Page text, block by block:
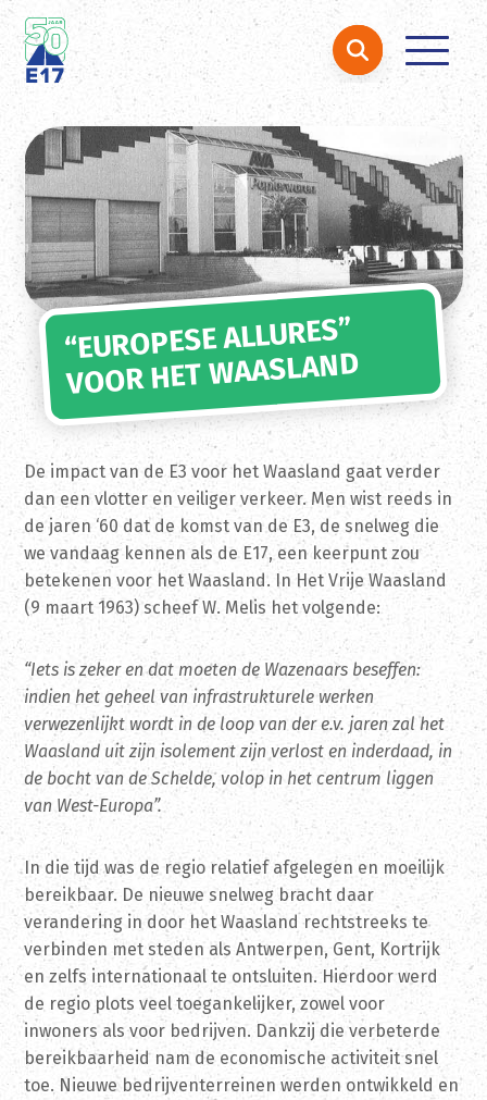
Ga naar de inhoud
Zoeken naar:
“EUROPESE ALLURES”
VOOR HET WAASLAND
De impact van de E3 voor het Waasland gaat verder
dan een vlotter en veiliger verkeer. Men wist reeds in
de jaren ‘60 dat de komst van de E3, de snelweg die
we vandaag kennen als de E17, een keerpunt zou
betekenen voor het Waasland. In Het Vrije Waasland
(9 maart 1963) scheef W. Melis het volgende:
“Iets is zeker en dat moeten de Wazenaars beseffen:
indien het geheel van infrastrukturele werken
verwezenlijkt wordt in de loop van der e.v. jaren zal het
Waasland uit zijn isolement zijn verlost en inderdaad, in
de bocht van de Schelde, volop in het centrum liggen
van West-Europa”.
In die tijd was de regio relatief afgelegen en moeilijk
bereikbaar. De nieuwe snelweg bracht daar
verandering in door het Waasland rechtstreeks te
verbinden met steden als Antwerpen, Gent, Kortrijk
en zelfs internationaal te ontsluiten. Hierdoor werd
de regio plots veel toegankelijker, zowel voor
inwoners als voor bedrijven. Dankzij die verbeterde
bereikbaarheid nam de economische activiteit snel
toe. Nieuwe bedrijventerreinen werden ontwikkeld en